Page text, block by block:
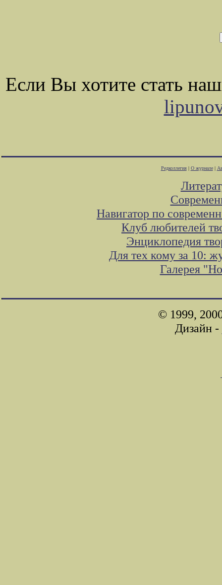
Если Вы хотите стать
Редколлегия| О журнале|
Навигатор по
Клуб любителей
Энциклопедия
Для тех кому за 10:
Галерея
© 1999,
Дизайн -